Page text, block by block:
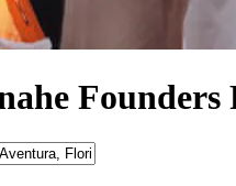
Founders